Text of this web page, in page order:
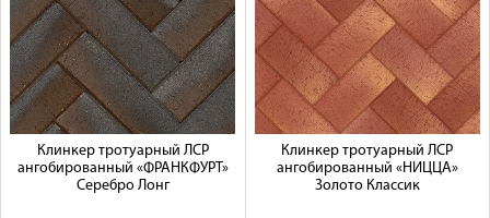
Клинкер тротуарный ЛСР
ангобированный «ФРАНКФУРТ»
Серебро Лонг
Клинкер тротуарный ЛСР
ангобированный «НИЦЦА»
Золото Классик